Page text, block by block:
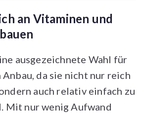
an Vitaminen und
ausgezeichnete Wahl für
da sie nicht nur reich
auch relativ einfach zu
Mit nur wenig Aufwand